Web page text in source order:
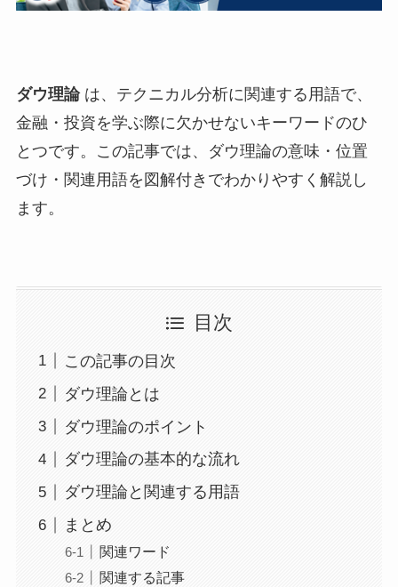
ダウ理論は、テクニカル分析に関連する用語で、
金融・投資を学ぶ際に欠かせないキーワードのひ
とつです。この記事では、ダウ理論の意味・位置
づけ・関連用語を図解付きでわかりやすく解説し
ます。
目次
この記事の目次
ダウ理論とは
ダウ理論のポイント
ダウ理論の基本的な流れ
ダウ理論と関連する用語
まとめ
関連ワード
関連する記事